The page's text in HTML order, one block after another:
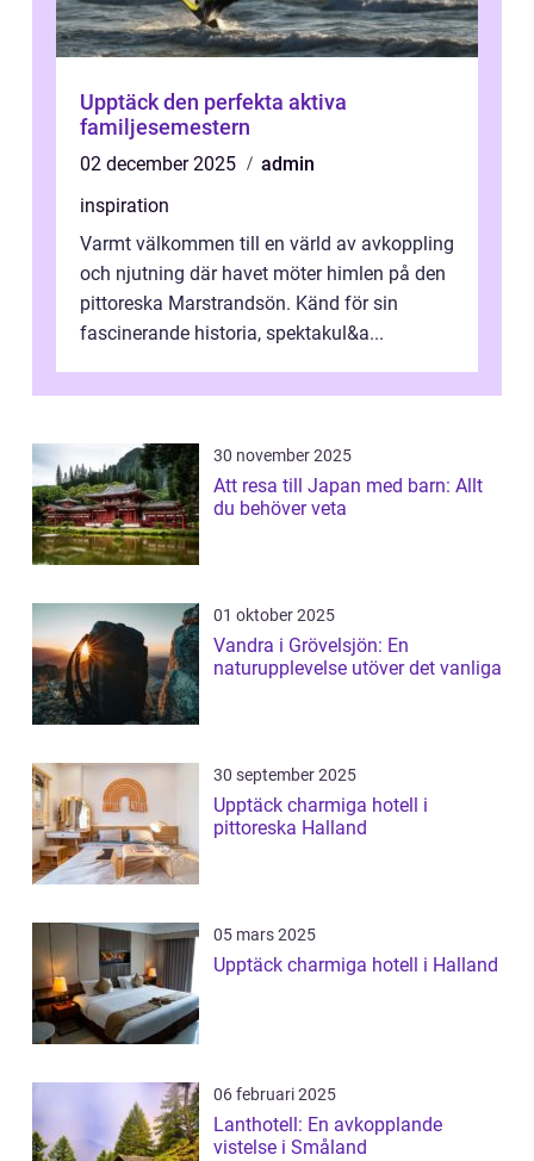
Upptäck den perfekta aktiva
familjesemestern
02 december 2025
admin
inspiration
Varmt välkommen till en värld av avkoppling
och njutning där havet möter himlen på den
pittoreska Marstrandsön. Känd för sin
fascinerande historia, spektakul&a...
30 november 2025
Att resa till Japan med barn: Allt
du behöver veta
01 oktober 2025
Vandra i Grövelsjön: En
naturupplevelse utöver det vanliga
30 september 2025
Upptäck charmiga hotell i
pittoreska Halland
05 mars 2025
Upptäck charmiga hotell i Halland
06 februari 2025
Lanthotell: En avkopplande
vistelse i Småland